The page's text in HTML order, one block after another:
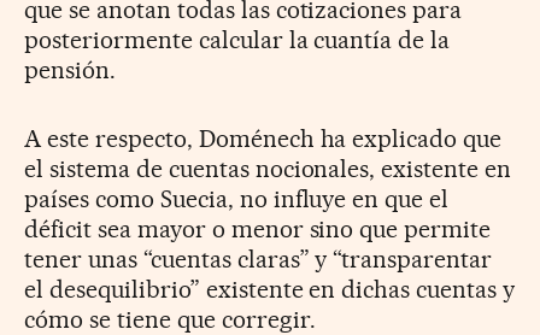
que se anotan todas las cotizaciones para
posteriormente calcular la cuantía de la
pensión.
A este respecto, Doménech ha explicado que
el sistema de cuentas nocionales, existente en
países como Suecia, no influye en que el
déficit sea mayor o menor sino que permite
tener unas “cuentas claras” y “transparentar
el desequilibrio” existente en dichas cuentas y
cómo se tiene que corregir.